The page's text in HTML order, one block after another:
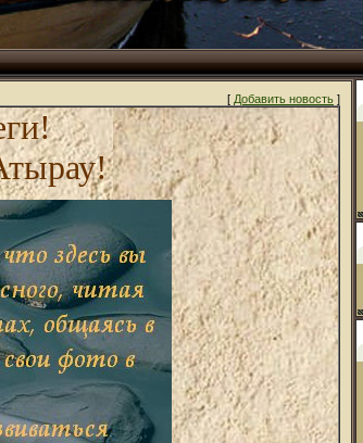
[ Добавить новость ]